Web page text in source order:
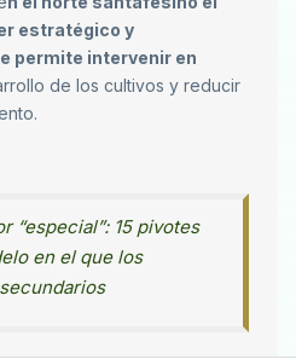
estratégico y
permite intervenir en
de los cultivos y reducir
“especial”: 15 pivotes
en el que los